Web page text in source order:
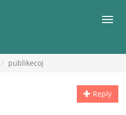
publikecoj
Reply